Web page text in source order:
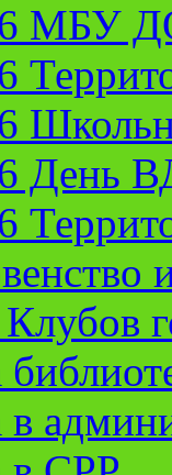
МБУ
День
в